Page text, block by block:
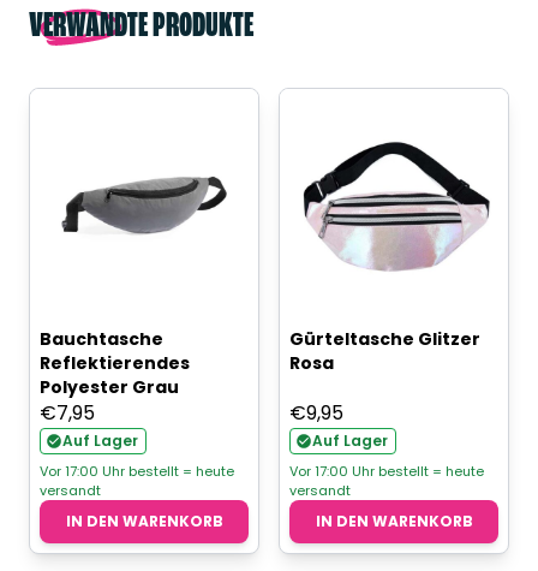
VERWANDTE PRODUKTE
Bauchtasche
Reflektierendes
Polyester Grau
€7,95
Auf Lager
Vor 17:00 Uhr bestellt = heute
versandt
IN DEN WARENKORB
Gürteltasche Glitzer
Rosa
€9,95
Auf Lager
Vor 17:00 Uhr bestellt = heute
versandt
IN DEN WARENKORB